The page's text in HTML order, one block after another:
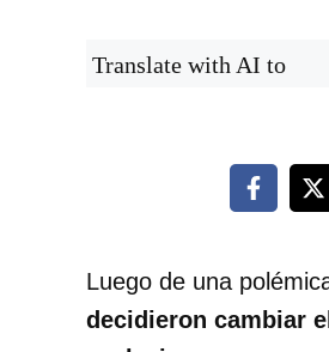
Translate with AI to
Luego de una
decidieron cambiar